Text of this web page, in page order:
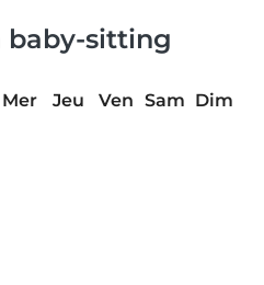
baby-sitting
Mer Jeu Ven Sam Dim